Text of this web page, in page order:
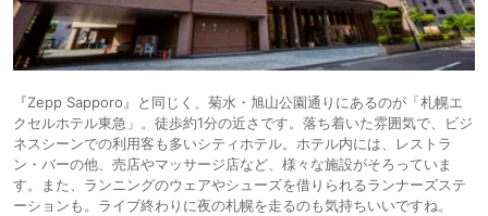
『Zepp Sapporo』と同じく、菊水・旭山公園通りにあるのが「札幌エ
クセルホテル東急」。徒歩約1分の近さです。落ち着いた雰囲気で、ビジ
ネスシーンでの利用客も多いシティホテル。ホテル内には、レストラ
ン・バーの他、売店やマッサージ店など、様々な施設がそろっていま
す。また、ランニングのウェアやシューズを借りられるランナーズステ
ーションも。ライブ終わりに夜の札幌を走るのも気持ちいいですね。